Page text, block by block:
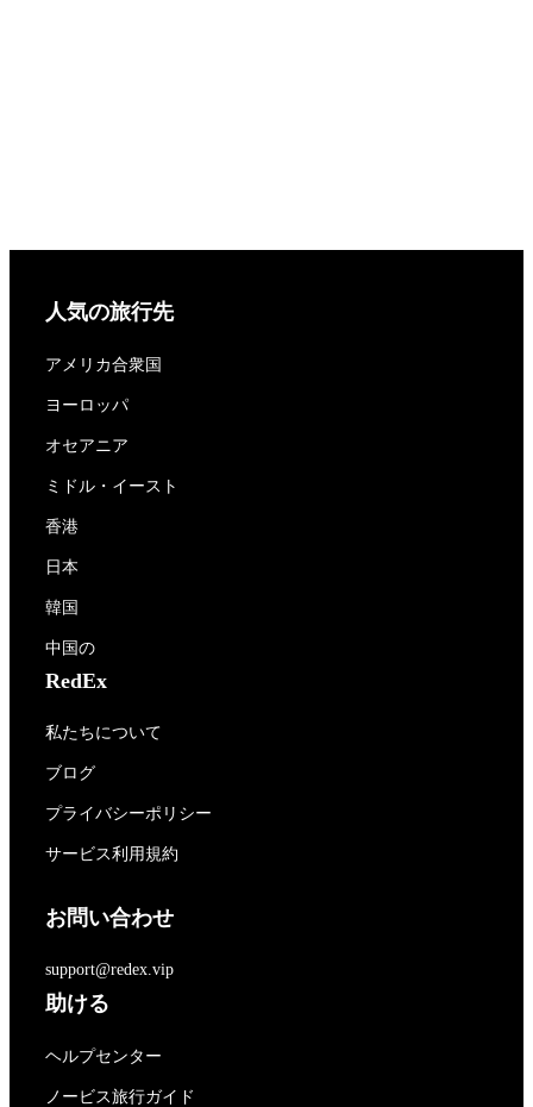
人気の旅行先
アメリカ合衆国
ヨーロッパ
オセアニア
ミドル・イースト
香港
日本
韓国
中国の
RedEx
私たちについて
ブログ
プライバシーポリシー
サービス利用規約
お問い合わせ
support@redex.vip
助ける
ヘルプセンター
ノービス旅行ガイド